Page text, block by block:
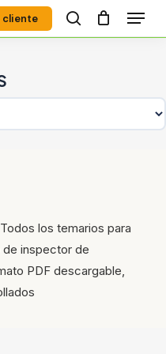
cliente
search
Menú
los temarios para
inspector de
PDF descargable,